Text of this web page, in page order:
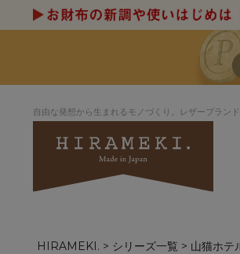
自由な発想から生まれるモノづくり。レザーブランド
HIRAMEKI. シリーズ一覧 山猫ホテ